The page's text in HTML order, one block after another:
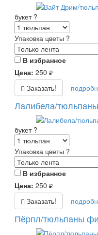
букет ?
Упаковка цветы ?
В избранное
Цена: 250 руб.
Заказать!
Лалибела/
букет ?
Упаковка цветы ?
В избранное
Цена: 250 руб.
Заказать!
Пёрпл/тюльпаны